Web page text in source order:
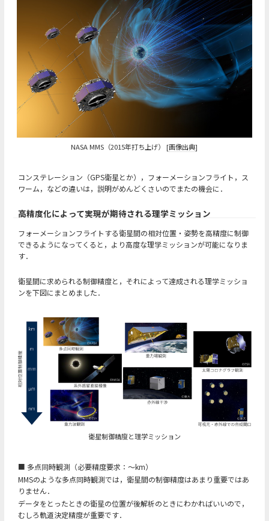
NASA MMS（2015年打ち上げ） [画像出典]
コンステレーション（GPS衛星とか），フォーメーションフライト，ス
ワーム，などの違いは，説明がめんどくさいのでまたの機会に．
高精度化によって実現が期待される理学ミッション
フォーメーションフライトする衛星間の相対位置・姿勢を高精度に制御
できるようになってくると，より高度な理学ミッションが可能になりま
す．
衛星間に求められる制御精度と，それによって達成される理学ミッショ
ンを下図にまとめました．
衛星制御精度と理学ミッション
■ 多点同時観測（必要精度要求：～km）
MMSのような多点同時観測では，衛星間の制御精度はあまり重要ではあ
りません．
データをとったときの衛星の位置が後解析のときにわかればいいので，
むしろ軌道決定精度が重要です．